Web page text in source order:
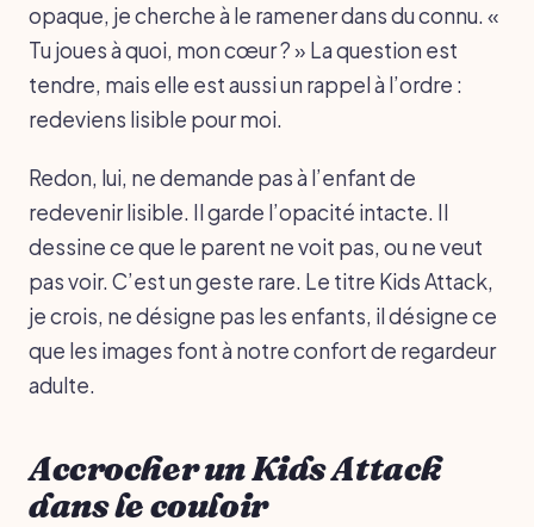
opaque, je cherche à le ramener dans du connu. «
Tu joues à quoi, mon cœur ? » La question est
tendre, mais elle est aussi un rappel à l’ordre :
redeviens lisible pour moi.
Redon, lui, ne demande pas à l’enfant de
redevenir lisible. Il garde l’opacité intacte. Il
dessine ce que le parent ne voit pas, ou ne veut
pas voir. C’est un geste rare. Le titre Kids Attack,
je crois, ne désigne pas les enfants, il désigne ce
que les images font à notre confort de regardeur
adulte.
Accrocher un Kids Attack
dans le couloir